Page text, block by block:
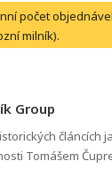
počet
milník).
Group
článcích
Tomášem